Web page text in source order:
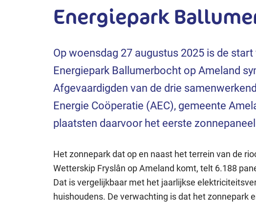
Energiepark
Op woensdag 27 augustus 2025 is de
Energiepark Ballumerbocht op Ameland
Afgevaardigden van de drie
Energie Coöperatie (AEC), gemeente
plaatsten daarvoor het eerste
Het zonnepark dat op en naast het terrein van de
Wetterskip Fryslân op Ameland komt, telt 6.188
Dat is vergelijkbaar met het jaarlijkse
huishoudens. De verwachting is dat het zonnepark